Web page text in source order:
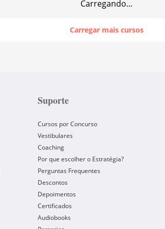
Carregando...
Carregar mais cursos
Suporte
Cursos por Concurso
Vestibulares
Coaching
Por que escolher o Estratégia?
Perguntas Frequentes
Descontos
Depoimentos
Certificados
Audiobooks